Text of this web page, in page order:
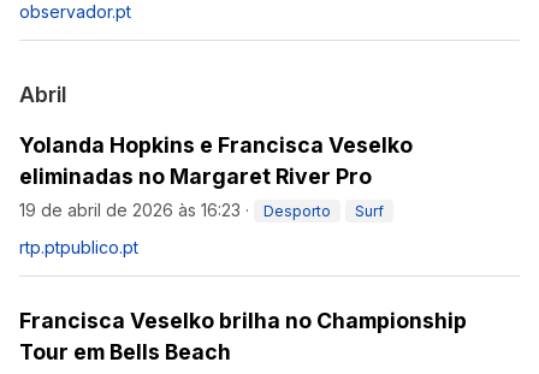
observador.pt
Abril
Yolanda Hopkins e Francisca Veselko
eliminadas no Margaret River Pro
19 de abril de 2026 às 16:23 · Desporto Surf
rtp.ptpublico.pt
Francisca Veselko brilha no Championship
Tour em Bells Beach